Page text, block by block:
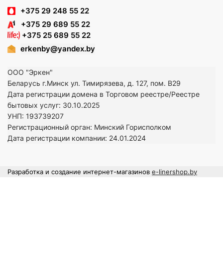
+375 29 248 55 22
+375 29 689 55 22
+375 25 689 55 22
erkenby@yandex.by
ООО "Эркен"
Беларусь г.Минск ул. Тимирязева, д. 127, пом. В29
Дата регистрации домена в Торговом реестре/Реестре
бытовых услуг: 30.10.2025
УНП: 193739207
Регистрационный орган: Минский Горисполком
Дата регистрации компании: 24.01.2024
Разработка и создание интернет-магазинов e-linershop.by